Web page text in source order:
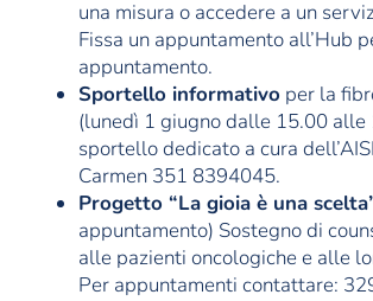
una misura o accedere a un
Fissa un appuntamento all’Hub
appuntamento.
Sportello informativo per la
(lunedì 1 giugno dalle 15.00 alle
sportello dedicato a cura
Carmen 351 8394045.
Progetto “La gioia è una
appuntamento) Sostegno di
alle pazienti oncologiche e alle
Per appuntamenti contattare: